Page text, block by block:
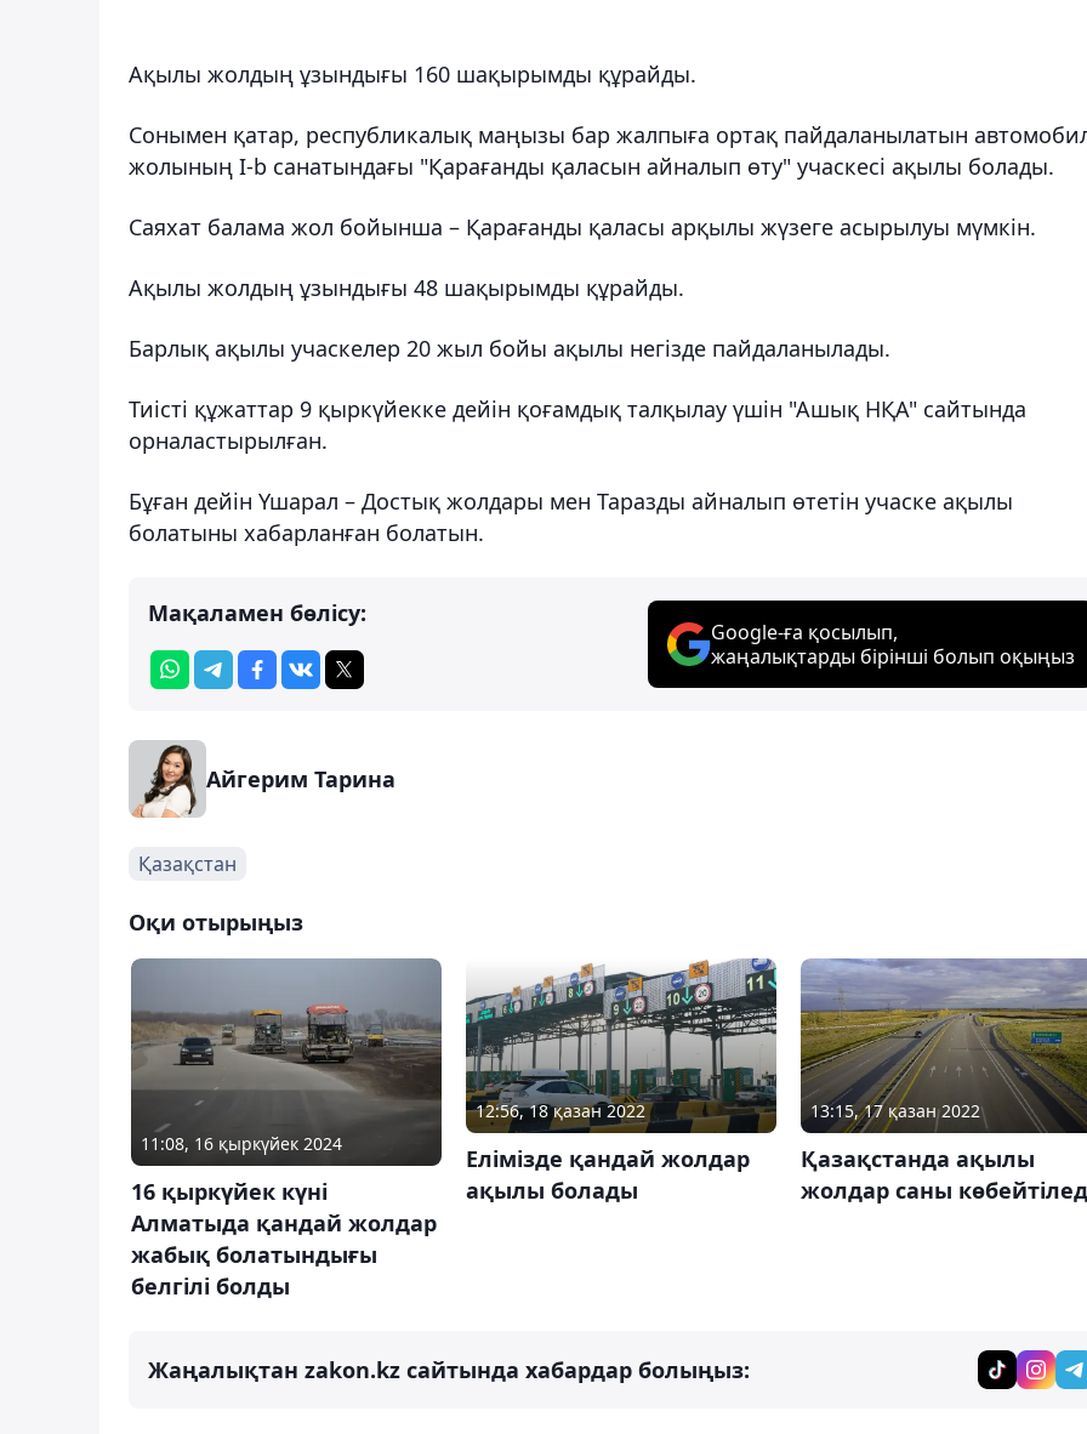
Ақылы жолдың ұзындығы 160 шақырымды құрайды.
Сонымен қатар, республикалық маңызы бар жалпыға ортақ пайдаланылатын
жолының I-b санатындағы "Қарағанды ​​қаласын айналып өту" учаскесі ақылы болады.
Саяхат балама жол бойынша – Қарағанды ​​қаласы арқылы жүзеге асырылуы мүмкін.
Ақылы жолдың ұзындығы 48 шақырымды құрайды.
Барлық ақылы учаскелер 20 жыл бойы ақылы негізде пайдаланылады.
Тиісті құжаттар 9 қыркүйекке дейін қоғамдық талқылау үшін "Ашық НҚА" сайтында
орналастырылған.
Бұған дейін Үшарал – Достық жолдары мен Таразды айналып өтетін учаске ақылы
болатыны хабарланған болатын.
Мақаламен бөлісу:
Google-ға қосылып,
жаңалықтарды бірінші болып оқыңыз
Айгерим Тарина
Қазақстан
Оқи отырыңыз
11:08, 16 қыркүйек 2024
16 қыркүйек күні
Алматыда қандай жолдар
жабық болатындығы
белгілі болды
12:56, 18 қазан 2022
Елімізде қандай жолдар
ақылы болады
13:15, 17 қазан 2022
Қазақстанда ақылы
жолдар саны
Жаңалықтан zakon.kz сайтында хабардар болыңыз: